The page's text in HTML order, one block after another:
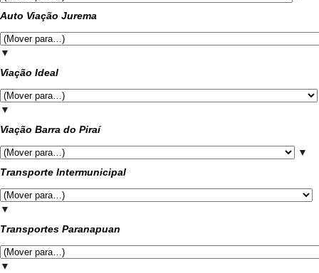
Auto Viação Jurema
▼
Viação Ideal
▼
Viação Barra do Piraí
▼
Transporte Intermunicipal
▼
Transportes Paranapuan
▼